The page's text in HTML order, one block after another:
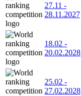
27.11 -
28.11.2027
18.02 -
20.02.2028
25.02 -
27.02.2028